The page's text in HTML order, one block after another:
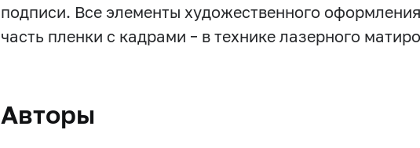
подписи. Все элементы художественного
часть пленки с кадрами – в технике лазерного
Авторы